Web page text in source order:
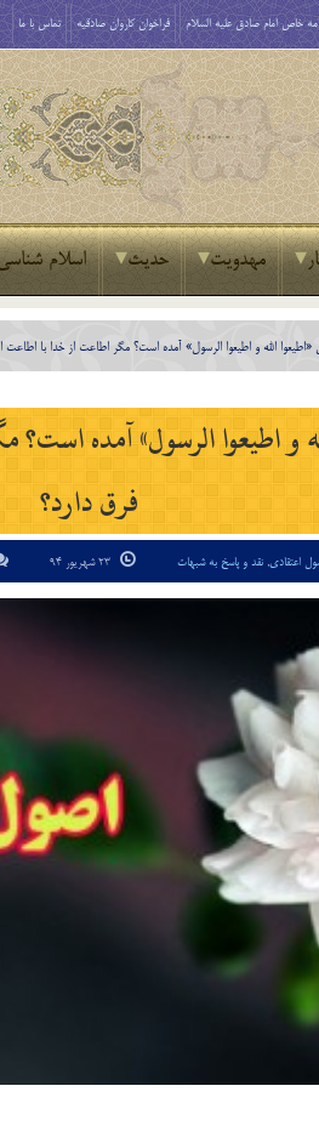
خاص امام صادق علیه السلام فراخوان کاروان صادقیه تماس با ما
مهدویت حدیث اسلام
«اطيعوا الله و اطيعوا الرسول» آمده است؟ مگر اطاعت از خدا با
و اطيعوا الرسول» آمده
فرق دارد؟
اعتقادی, نقد و پاسخ به شبهات